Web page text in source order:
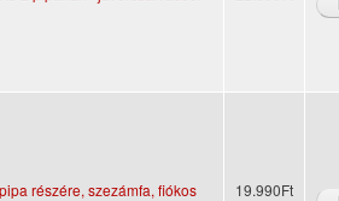
részére, szezámfa, fiókos 19.990Ft